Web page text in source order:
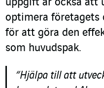
uppgift är också att
optimera
för att göra den
som huvudspak.
“Hjälpa till att